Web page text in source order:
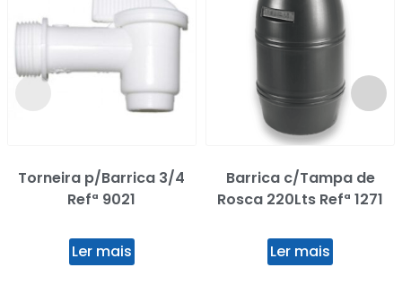
Torneira p/Barrica 3/4
Refª 9021
Ler mais
Barrica c/Tampa de
Rosca 220Lts Refª 1271
Ler mais